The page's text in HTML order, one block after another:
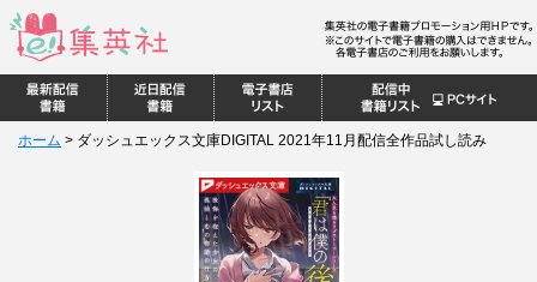
ホーム > ダッシュエックス文庫DIGITAL 2021年11月配信全作品試し読み